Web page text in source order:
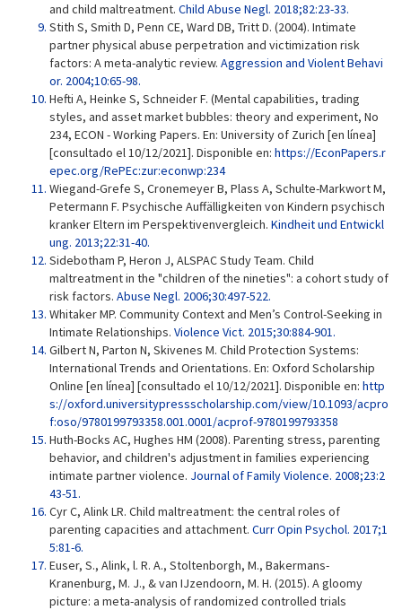
and child maltreatment. Child Abuse Negl. 2018;82:23-33.
Stith S, Smith D, Penn CE, Ward DB, Tritt D. (2004). Intimate
partner physical abuse perpetration and victimization risk
factors: A meta-analytic review. Aggression and Violent Behavi
or. 2004;10:65-98.
Hefti A, Heinke S, Schneider F. (Mental capabilities, trading
styles, and asset market bubbles: theory and experiment, No
234, ECON - Working Papers. En: University of Zurich [en línea]
[consultado el 10/12/2021]. Disponible en: https://EconPapers.r
epec.org/RePEc:zur:econwp:234
Wiegand-Grefe S, Cronemeyer B, Plass A, Schulte-Markwort M,
Petermann F. Psychische Auffälligkeiten von Kindern psychisch
kranker Eltern im Perspektivenvergleich. Kindheit und Entwickl
ung. 2013;22:31-40.
Sidebotham P, Heron J, ALSPAC Study Team. Child
maltreatment in the "children of the nineties": a cohort study of
risk factors. Abuse Negl. 2006;30:497-522.
Whitaker MP. Community Context and Men’s Control-Seeking in
Intimate Relationships. Violence Vict. 2015;30:884-901.
Gilbert N, Parton N, Skivenes M. Child Protection Systems:
International Trends and Orientations. En: Oxford Scholarship
Online [en línea] [consultado el 10/12/2021]. Disponible en: http
s://oxford.universitypressscholarship.com/view/10.1093/acpro
f:oso/9780199793358.001.0001/acprof-9780199793358
Huth-Bocks AC, Hughes HM (2008). Parenting stress, parenting
behavior, and children's adjustment in families experiencing
intimate partner violence. Journal of Family Violence. 2008;23:2
43-51.
Cyr C, Alink LR. Child maltreatment: the central roles of
parenting capacities and attachment. Curr Opin Psychol. 2017;1
5:81-6.
Euser, S., Alink, l. R. A., Stoltenborgh, M., Bakermans-
Kranenburg, M. J., & van IJzendoorn, M. H. (2015). A gloomy
picture: a meta-analysis of randomized controlled trials